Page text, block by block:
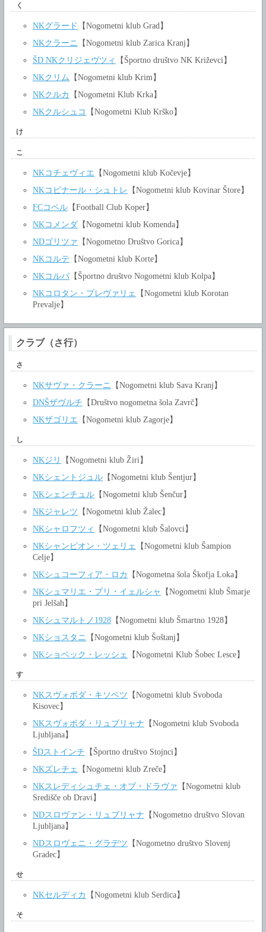
く
NKグラード
【Nogometni klub Grad】
NKクラーニ
【Nogometni klub Zarica Kranj】
ŠD NKクリジェヴツィ
【Športno društvo NK Križevci】
NKクリム
【Nogometni klub Krim】
NKクルカ
【Nogometni Klub Krka】
NKクルシュコ
【Nogometni Klub Krško】
け
こ
NKコチェヴィエ 【Nogometni klub Kočevje】
NKコビナール・シュトレ
【Nogometni klub Kovinar Štore】
FCコペル 【Football Club Koper】
NKコメンダ 【Nogometni klub Komenda】
NDゴリツァ 【Nogometno Društvo Gorica】
NKコルテ 【Nogometni klub Korte】
NKコルパ 【Športno društvo Nogometni klub Kolpa】
NKコロタン・プレヴァリェ
【Nogometni klub Korotan
Prevalje】
クラブ（さ行）
さ
NKサヴァ・クラーニ 【Nogometni klub Sava Kranj】
DNŠザヴルチ 【Društvo nogometna šola Zavrč】
NKザゴリエ 【Nogometni klub Zagorje】
し
NKジリ
【Nogometni klub Žiri】
NKシェントジュル 【Nogometni klub Šentjur】
NKシェンチュル 【Nogometni klub Šenčur】
NKジャレツ 【Nogometni klub Žalec】
NKシャロフツィ
【Nogometni klub Šalovci】
NKシャンピオン・ツェリェ
【Nogometni klub Šampion
Celje】
NKシュコーフィア・ロカ
【Nogometna šola Škofja Loka】
NKシュマリエ・プリ・イェルシャ
【Nogometni klub Šmarje
pri Jelšah】
NKシュマルトノ1928 【Nogometni klub Šmartno 1928】
NKショスタニ 【Nogometni klub Šoštanj】
NKショベック・レッシェ
【Nogometni Klub Šobec Lesce】
す
NKスヴォボダ・キソベツ 【Nogometni klub Svoboda
Kisovec】
NKスヴォボダ・リュブリャナ 【Nogometni klub Svoboda
Ljubljana】
ŠDストインチ 【Športno društvo Stojnci】
NKズレチェ
【Nogometni klub Zreče】
NKスレディシュチェ・オブ・ドラヴァ 【Nogometni klub
Središče ob Dravi】
NDスロヴァン・リュブリャナ 【Nogometno društvo Slovan
Ljubljana】
NDスロヴェニ・グラデツ 【Nogometno društvo Slovenj
Gradec】
せ
NKセルディカ 【Nogometni klub Serdica】
そ